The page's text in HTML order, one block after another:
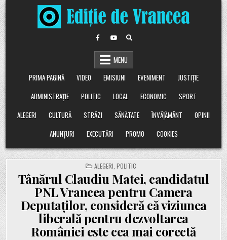
Skip
to
content
MENU
PRIMA PAGINĂ
VIDEO EMISIUNI EVENIMENT
JUSTIȚIE
ADMINISTRAȚIE
POLITIC LOCAL ECONOMIC
SPORT
ALEGERI
CULTURĂ STRĂZI SĂNĂTATE ÎNVĂȚĂMÂNT
OPINII
ANUNȚURI
EXECUTĂRI PROMO COOKIES
POSTED
IN
ALEGERI POLITIC
Tânărul Claudiu Matei, candidatul
PNL Vrancea pentru Camera
Deputaților, consideră că viziunea
liberală pentru dezvoltarea
României este cea mai corectă